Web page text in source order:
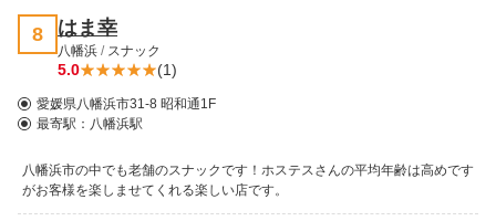
8 はま幸
八幡浜 / スナック
5.0 (1)
愛媛県八幡浜市31-8 昭和通1F
最寄駅： 八幡浜駅
八幡浜市の中でも老舗のスナックです！ホステスさんの平均年齢は高めです
がお客様を楽しませてくれる楽しい店です。